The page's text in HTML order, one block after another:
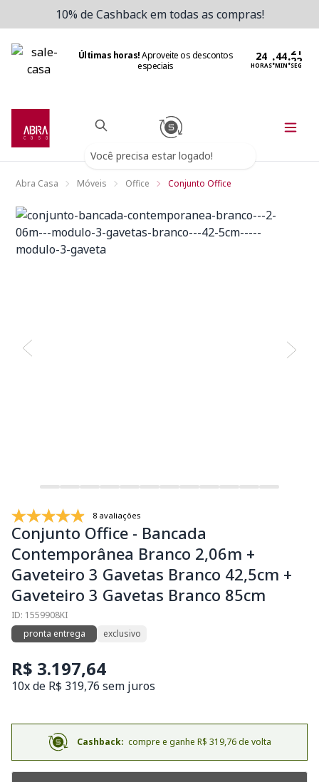
10% de Cashback em todas as compras!
Últimas horas!Aproveite os descontos
especiais
HORAS:MIN:SEG
Você precisa estar logado!
Abra Casa Móveis Office Conjunto Office
8 avaliações
Conjunto Office - Bancada
Contemporânea Branco 2,06m +
Gaveteiro 3 Gavetas Branco 42,5cm +
Gaveteiro 3 Gavetas Branco 85cm
ID: 1559908KI
pronta entrega
exclusivo
R$ 3.197,64
10x de R$ 319,76 sem juros
Cashback: compre e ganhe R$ 319,76 de volta